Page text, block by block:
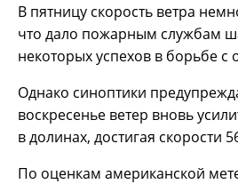
В пятницу скорость ветра
что дало пожарным службам
некоторых успехов в борьбе с
Однако синоптики
воскресенье ветер вновь
в долинах, достигая скорости
По оценкам американской